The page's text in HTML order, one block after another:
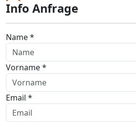
Info Anfrage
Name *
Vorname *
Email *